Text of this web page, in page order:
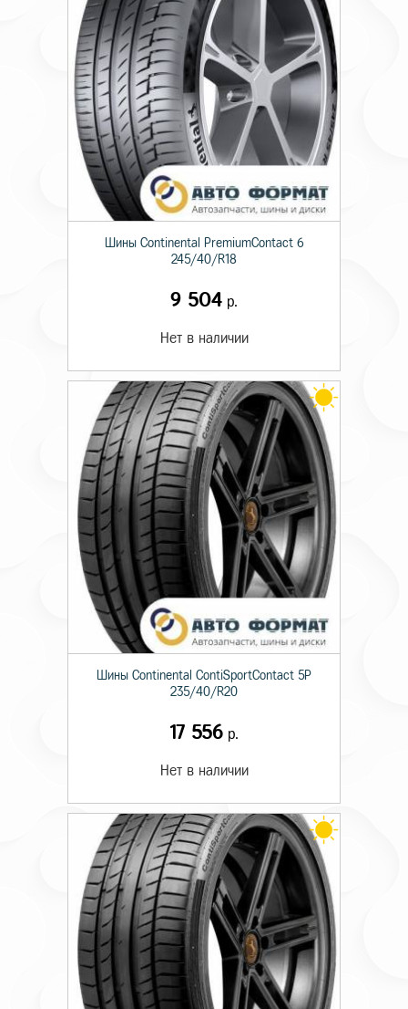
Шины Continental PremiumContact 6
245/40/R18
9 504 р.
Нет в наличии
Шины Continental ContiSportContact 5P
235/40/R20
17 556 р.
Нет в наличии